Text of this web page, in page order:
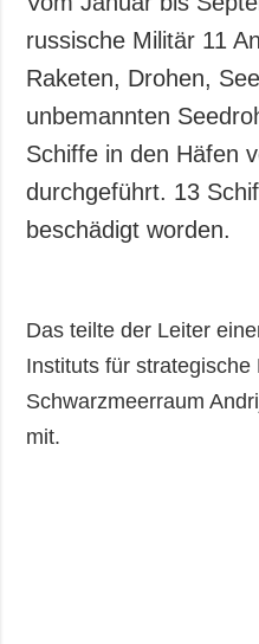
Gesellschaft und
Kultur
Sport
Kriminalität
Notstand und
Notfälle
ZUSÄTZLICH
Fotos
Video
russische Militär 11
Raketen, Drohen,
unbemannten
Schiffe in den Häfen
durchgeführt. 13
beschädigt worden.
Das teilte der Leiter
Instituts für strategische
Schwarzmeerraum
mit.